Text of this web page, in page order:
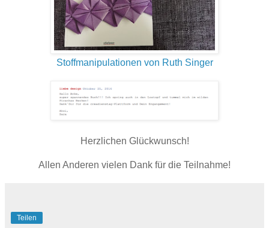
Stoffmanipulationen von Ruth Singer
Herzlichen Glückwunsch!
Allen Anderen vielen Dank für die Teilnahme!
Teilen